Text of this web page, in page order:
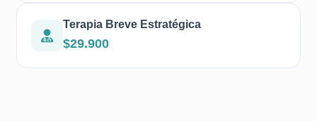
Terapia Breve Estratégica
$29.900